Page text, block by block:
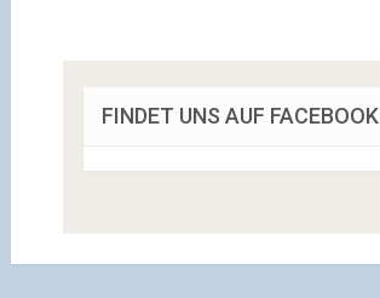
FINDET UNS AUF FACEBOOK